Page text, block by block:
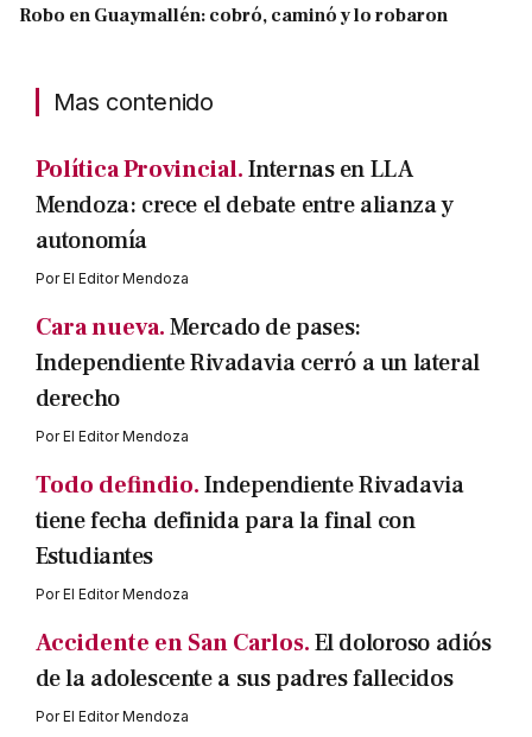
Robo en Guaymallén: cobró, caminó y lo robaron
Mas contenido
Política Provincial.Internas en LLA
Mendoza: crece el debate entre alianza y
autonomía
PorEl Editor Mendoza
Cara nueva.Mercado de pases:
Independiente Rivadavia cerró a un lateral
derecho
PorEl Editor Mendoza
Todo defindio.Independiente Rivadavia
tiene fecha definida para la final con
Estudiantes
PorEl Editor Mendoza
Accidente en San Carlos.El doloroso adiós
de la adolescente a sus padres fallecidos
PorEl Editor Mendoza